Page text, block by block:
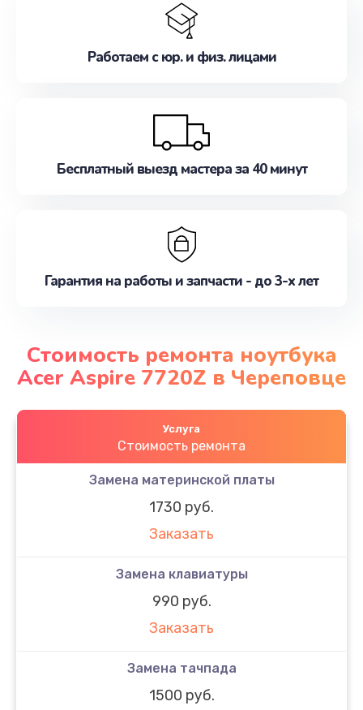
Работаем с юр. и физ. лицами
Бесплатный выезд мастера за 40 минут
Гарантия на работы и запчасти - до 3-х лет
Стоимость ремонта ноутбука
Acer Aspire 7720Z в Череповце
Услуга
Стоимость ремонта
Замена материнской платы
1730 руб.
Заказать
Замена клавиатуры
990 руб.
Заказать
Замена тачпада
1500 руб.